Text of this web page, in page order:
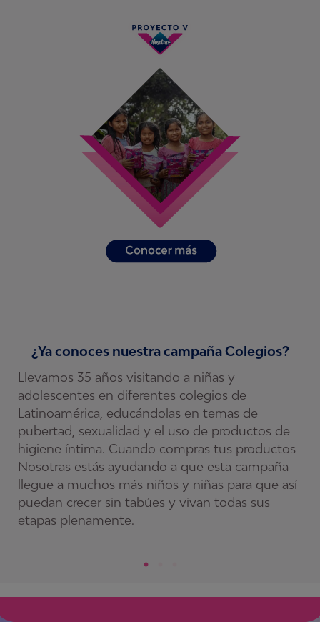
¿Ya conoces nuestra campaña Colegios?
Llevamos 35 años visitando a niñas y
adolescentes en diferentes colegios de
Latinoamérica, educándolas en temas de
pubertad, sexualidad y el uso de productos de
higiene íntima. Cuando compras tus productos
Nosotras estás ayudando a que esta campaña
llegue a muchos más niños y niñas para que así
puedan crecer sin tabúes y vivan todas sus
etapas plenamente.